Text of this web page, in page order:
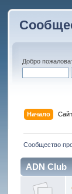
Добро
Начало Сайт
Сообщество
ADN Club